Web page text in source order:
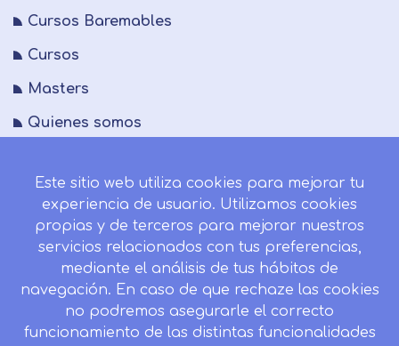
Cursos Baremables
Cursos
Masters
Quienes somos
Blog
Mapa del sitio
Desistir contrato aquí
Este sitio web utiliza cookies para mejorar tu
experiencia de usuario. Utilizamos cookies
propias y de terceros para mejorar nuestros
servicios relacionados con tus preferencias,
mediante el análisis de tus hábitos de
navegación. En caso de que rechaze las cookies
no podremos asegurarle el correcto
funcionamiento de las distintas funcionalidades